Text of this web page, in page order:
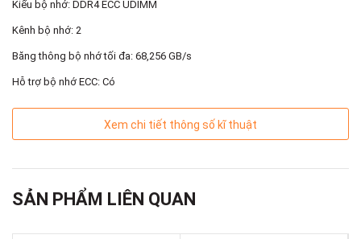
Tính năng chính :
Kiểu bộ nhớ: DDR4 ECC UDIMM
Kênh bộ nhớ: 2
Băng thông bộ nhớ tối đa: 68,256 GB/s
Hỗ trợ bộ nhớ ECC: Có
Xem chi tiết thông số kĩ thuật
SẢN PHẨM LIÊN QUAN